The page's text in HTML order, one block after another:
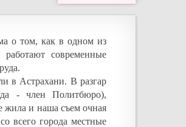
о том, как в одном из
современные
в Астрахани. В разгар
- член Политбюро),
жила и наша съем очная
всего города местные